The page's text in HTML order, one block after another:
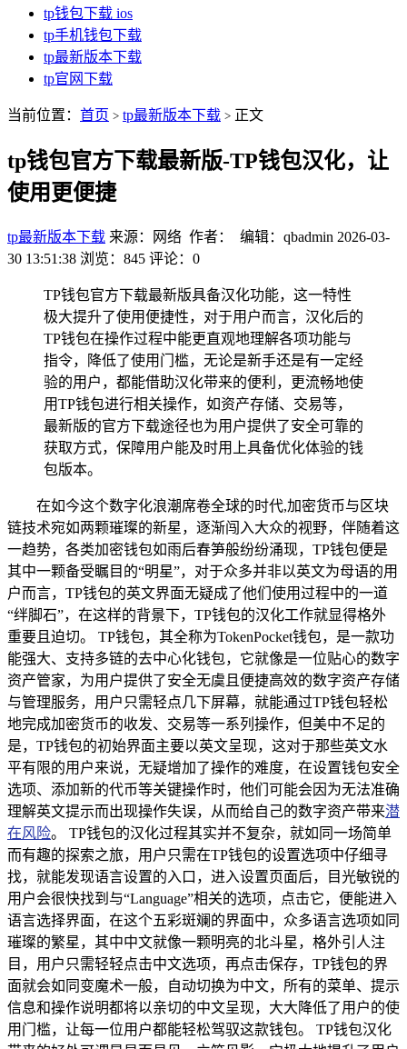
tp钱包下载 ios
tp手机钱包下载
tp最新版本下载
tp官网下载
当前位置： 首页 > tp最新版本下载 > 正文
tp钱包官方下载最新版-TP钱包汉化，让
使用更便捷
tp最新版本下载 来源：网络 作者： 编辑：qbadmin 2026-03-
30 13:51:38 浏览：845 评论：0
TP钱包官方下载最新版具备汉化功能，这一特性
极大提升了使用便捷性，对于用户而言，汉化后的
TP钱包在操作过程中能更直观地理解各项功能与
指令，降低了使用门槛，无论是新手还是有一定经
验的用户，都能借助汉化带来的便利，更流畅地使
用TP钱包进行相关操作，如资产存储、交易等，
最新版的官方下载途径也为用户提供了安全可靠的
获取方式，保障用户能及时用上具备优化体验的钱
包版本。
在如今这个数字化浪潮席卷全球的时代,加密货币与区块
链技术宛如两颗璀璨的新星，逐渐闯入大众的视野，伴随着这
一趋势，各类加密钱包如雨后春笋般纷纷涌现，TP钱包便是
其中一颗备受瞩目的“明星”，对于众多并非以英文为母语的用
户而言，TP钱包的英文界面无疑成了他们使用过程中的一道
“绊脚石”，在这样的背景下，TP钱包的汉化工作就显得格外
重要且迫切。 TP钱包，其全称为TokenPocket钱包，是一款功
能强大、支持多链的去中心化钱包，它就像是一位贴心的数字
资产管家，为用户提供了安全无虞且便捷高效的数字资产存储
与管理服务，用户只需轻点几下屏幕，就能通过TP钱包轻松
地完成加密货币的收发、交易等一系列操作，但美中不足的
是，TP钱包的初始界面主要以英文呈现，这对于那些英文水
平有限的用户来说，无疑增加了操作的难度，在设置钱包安全
选项、添加新的代币等关键操作时，他们可能会因为无法准确
理解英文提示而出现操作失误，从而给自己的数字资产带来潜
在风险。 TP钱包的汉化过程其实并不复杂，就如同一场简单
而有趣的探索之旅，用户只需在TP钱包的设置选项中仔细寻
找，就能发现语言设置的入口，进入设置页面后，目光敏锐的
用户会很快找到与“Language”相关的选项，点击它，便能进入
语言选择界面，在这个五彩斑斓的界面中，众多语言选项如同
璀璨的繁星，其中中文就像一颗明亮的北斗星，格外引人注
目，用户只需轻轻点击中文选项，再点击保存，TP钱包的界
面就会如同变魔术一般，自动切换为中文，所有的菜单、提示
信息和操作说明都将以亲切的中文呈现，大大降低了用户的使
用门槛，让每一位用户都能轻松驾驭这款钱包。 TP钱包汉化